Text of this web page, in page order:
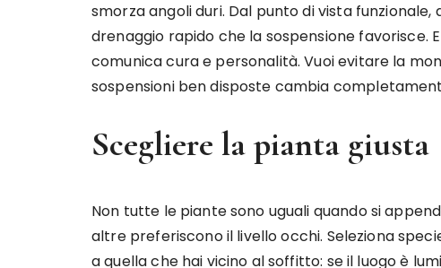
smorza angoli duri. Dal punto di vista
drenaggio rapido che la sospensione favorisce.
comunica cura e personalità. Vuoi evitare la
sospensioni ben disposte cambia
Scegliere la pianta giusta
Non tutte le piante sono uguali quando si
altre preferiscono il livello occhi. Seleziona
a quella che hai vicino al soffitto: se il luogo è